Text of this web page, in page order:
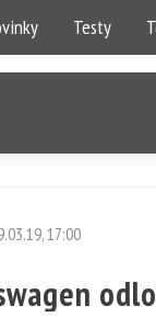
Testy
17:00